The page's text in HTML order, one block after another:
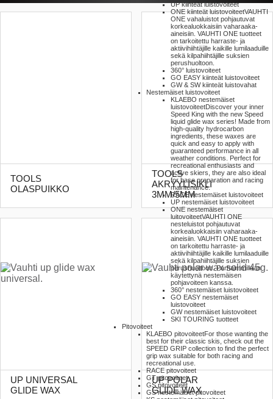
UP kiinteät luistovoiteet
ONE kiinteät luistovoiteetVAUHTI
ONE vahaluistot pohjautuvat
korkealuokkaisiin vaharaaka-
aineisiin. VAUHTI ONE tuotteet
on tarkoitettu harraste- ja
aktiivihiihtäjille kaikille lumilaaduille
sekä kilpahiihtäjille suksien
perushuoltoon.
360° luistovoiteet
GO EASY kiinteät luistovoiteet
GW & SW kiinteät luistovahat
Nestemäiset luistovoiteet
KLAEBO nestemäiset
luistovoiteetDiscover your inner
Speed King with the new Speed
liquid glide wax series! Made from
high-quality hydrocarbon
ingredients, these waxes are
quick and easy to apply with
guaranteed performance in all
weather conditions. Perfect for
recreational enthusiasts and
active skiers, they are also ideal
for base preparation and racing
maintenance.
RACE nestemäiset luistovoiteet
UP nestemäiset luistovoiteet
ONE nestemäiset
luitovoiteetVAUHTI ONE
nesteluistot pohjautuvat
korkealuokkaisiin vaharaaka-
aineisiin. VAUHTI ONE tuotteet
on tarkoitettu harraste- ja
aktiivihiihtäjille kaikille lumilaaduille
sekä kilpahiihtäjille suksien
perushuoltoon. Parhaimmillaan
käytettynä nestemäisen
pohjavoiteen kanssa.
360° nestemäiset luistovoiteet
GO EASY nestemäiset
luistovoiteet
GW nestemäiset luistovoiteet
SKI TOURING tuotteet
Pitovoiteet
KLAEBO pitovoiteetFor those wanting the
best for their classic skis, check out the
SPEED GRIP collection to find the perfect
grip wax suitable for both racing and
recreational use.
RACE pitovoiteet
GT pitovoiteet
GS pitovoiteet
GS nestemäiset pitovoiteet
TOOLS
OLASPUIKKO
TOOLS
AKRYYLISIKLI
3MM/5MM
UP UNIVERSAL
GLIDE WAX
UP POLAR
GLIDE WAX